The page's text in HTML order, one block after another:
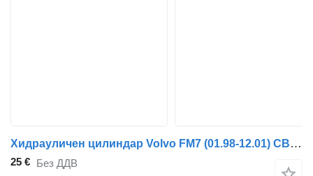
Хидрауличен цилиндар Volvo FM7 (01.98-12.01) CB0008 за камион Volvo FM7-FM12, FM, FMX (1998-2014)
25 € Без ДДВ